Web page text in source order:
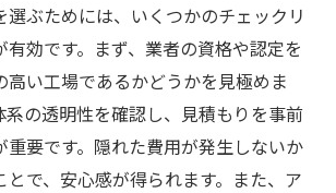
と信頼性をチェックする重要性
者のメリットを理解する
る整備士を見極めるポイント
績の関係性
経験とスキルの確認方法
選ぶためには、いくつかのチェックリ
有効です。まず、業者の資格や認定を
高い工場であるかどうかを見極めま
系の透明性を確認し、見積もりを事前
重要です。隠れた費用が発生しないか
とで、安心感が得られます。また、ア